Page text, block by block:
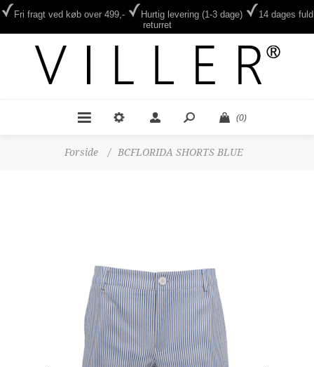
Fri fragt ved køb over 499,- Hurtig levering (1-3 dage)
14 dages fuld
returret
(0)
Forside / BCFLORIDA SHORTS BLUE